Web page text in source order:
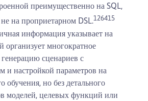
преимущественно на SQL,
на проприетарном DSL.126415
информация указывает на
организует многократное
сценариев с
и настройкой параметров на
обучения, но без детального
моделей, целевых функций или